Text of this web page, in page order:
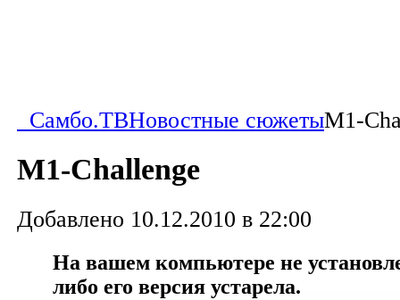
Самбо.ТВНовостные сюжетыM1-
M1-Challenge
Добавлено 10.12.2010 в 22:00
На вашем компьютере не
либо его версия устарела.